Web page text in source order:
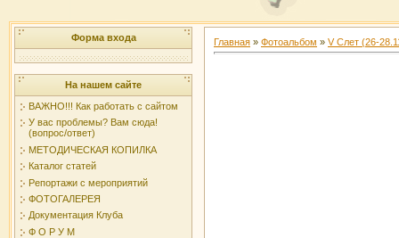
Форма входа
На нашем сайте
ВАЖНО!!! Как работать с сайтом
У вас проблемы? Вам сюда!
(вопрос/ответ)
МЕТОДИЧЕСКАЯ КОПИЛКА
Каталог статей
Репортажи с мероприятий
ФОТОГАЛЕРЕЯ
Документация Клуба
Ф О Р У М
Главная » Фотоальбом » V Слет (26-